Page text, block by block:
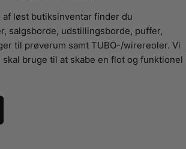
af løst butiksinventar finder du
salgsborde, udstillingsborde, puffer,
til prøverum samt TUBO-/wirereoler. Vi
bruge til at skabe en flot og funktionel